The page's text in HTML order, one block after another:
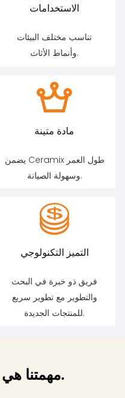
الاستخدامات
تناسب مختلف البيئات
وأنماط الأثاث.
مادة متينة
يضمن Ceramix طول العمر
وسهولة الصيانة.
التميز التكنولوجي
فريق ذو خبرة في البحث
والتطوير مع تطوير سريع
للمنتجات الجديدة.
مهمتنا هي التعاون المربح للجانبين.